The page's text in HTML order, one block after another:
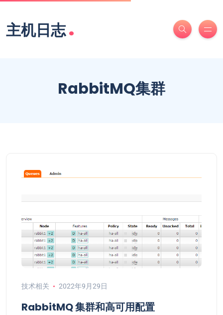
主机日志.
RabbitMQ集群
技术相关 2022年9月29日
RabbitMQ 集群和高可用配置